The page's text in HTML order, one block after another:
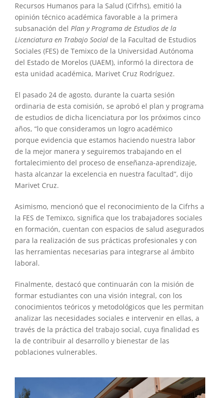
Recursos Humanos para la Salud (Cifrhs), emitió la
opinión técnico académica favorable a la primera
subsanación del Plan y Programa de Estudios de la
Licenciatura en Trabajo Socialde la Facultad de Estudios
Sociales (FES) de Temixco de la Universidad Autónoma
del Estado de Morelos (UAEM), informó la directora de
esta unidad académica, Marivet Cruz Rodríguez.
El pasado 24 de agosto, durante la cuarta sesión
ordinaria de esta comisión, se aprobó el plan y programa
de estudios de dicha licenciatura por los próximos cinco
años, “lo que consideramos un logro académico
porque evidencia que estamos haciendo nuestra labor
de la mejor manera y seguiremos trabajando en el
fortalecimiento del proceso de enseñanza-aprendizaje,
hasta alcanzar la excelencia en nuestra facultad”, dijo
Marivet Cruz.
Asimismo, mencionó que el reconocimiento de la Cifrhs a
la FES de Temixco, significa que los trabajadores sociales
en formación, cuentan con espacios de salud asegurados
para la realización de sus prácticas profesionales y con
las herramientas necesarias para integrarse al ámbito
laboral.
Finalmente, destacó que continuarán con la misión de
formar estudiantes con una visión integral, con los
conocimientos teóricos y metodológicos que les permitan
analizar las necesidades sociales e intervenir en ellas, a
través de la práctica del trabajo social, cuya finalidad es
la de contribuir al desarrollo y bienestar de las
poblaciones vulnerables.